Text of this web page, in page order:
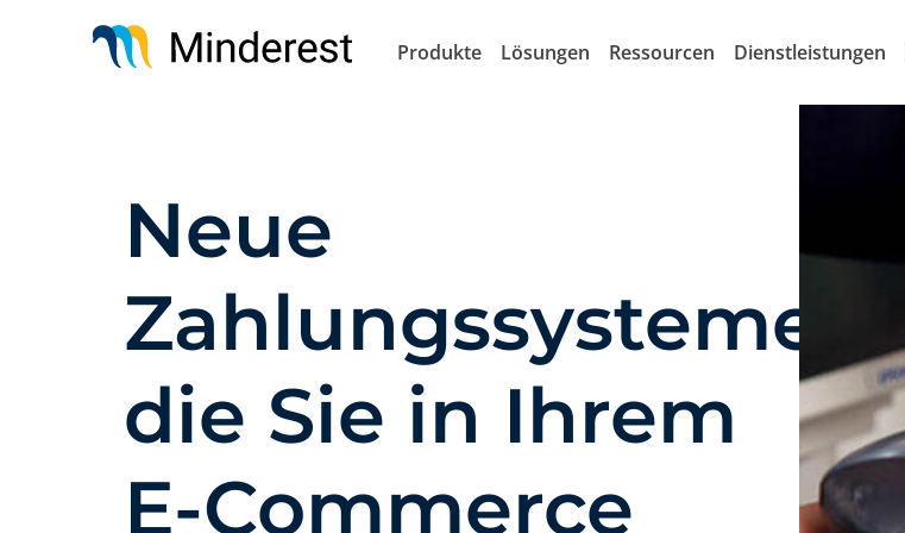
Produkte Lösungen Ressourcen Dienstleistungen
Neue
Zahlungssysteme,
die Sie in Ihrem
E-Commerce